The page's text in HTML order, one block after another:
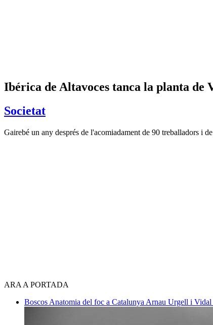
Ibérica de Altavoces tanca la planta de
Societat
Gairebé un any després de l'acomiadament de 90 treballadors i
ARA A PORTADA
Boscos Anatomia del foc a Catalunya Arnau Urgell i Vidal